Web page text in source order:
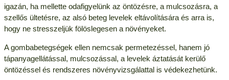
igazán, ha mellette odafigyelünk az öntözésre, a mulcsozásra, a
szellős ültetésre, az alsó beteg levelek eltávolítására és arra is,
hogy ne stresszeljük fölöslegesen a növényeket.
A gombabetegségek ellen nemcsak permetezéssel, hanem jó
tápanyagellátással, mulcsozással, a levelek áztatását kerülő
öntözéssel és rendszeres növényvizsgálattal is védekezhetünk.